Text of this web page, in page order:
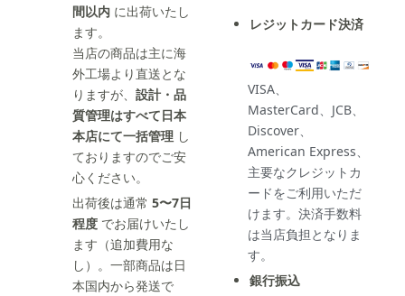
間以内 に出荷いたし
ます。
当店の商品は主に海
外工場より直送とな
りますが、 設計・品
質管理はすべて日本
本店にて一括管理 し
ておりますのでご安
心ください。
出荷後は通常 5〜7日
程度 でお届けいたし
ます（追加費用な
し）。一部商品は日
本国内から発送で
レジットカード決済
VISA、
MasterCard、JCB、
Discover、
American Express、
主要なクレジットカ
ードをご利用いただ
けます。決済手数料
は当店負担となりま
す。
銀行振込